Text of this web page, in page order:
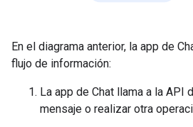
En el diagrama anterior, la app de
flujo de información:
La app de Chat llama a la API
mensaje o realizar otra